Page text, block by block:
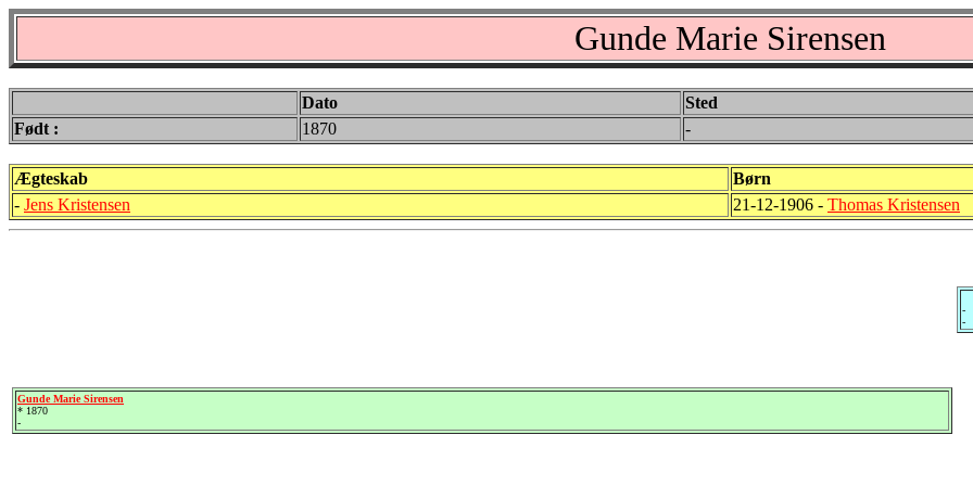
Gunde Marie Sirensen
Dato Sted
Født :
1870 -
Ægteskab
Børn
- Jens Kristensen 21-12-1906 - Thomas Kristensen
Gunde Marie Sirensen
* 1870
-
-
-